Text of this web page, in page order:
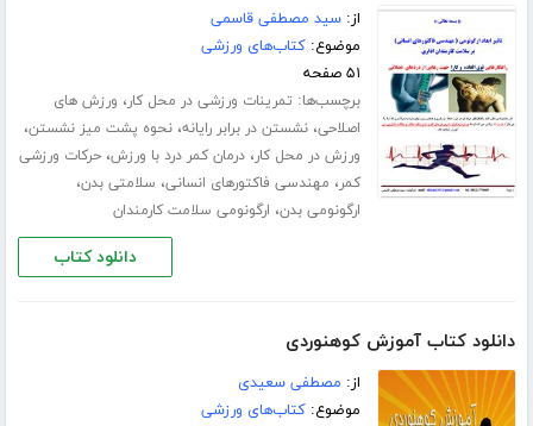
از:سید مصطفی قاسمی
موضوع:کتاب‌های ورزشی
۵۱ صفحه
برچسب‌ها: تمرینات ورزشی در محل کار، ورزش های
اصلاحی،نشستن در برابر رایانه،نحوه پشت میز نشستن،
ورزش در محل کار،درمان کمر درد با ورزش،حرکات ورزشی
کمر، مهندسی فاکتورهای انسانی، سلامتی بدن،
ارگونومی بدن، ارگونومی سلامت کارمندان
دانلود کتاب
دانلود کتاب آموزش کوهنوردی
از: مصطفی سعیدی
موضوع:کتاب‌های ورزشی